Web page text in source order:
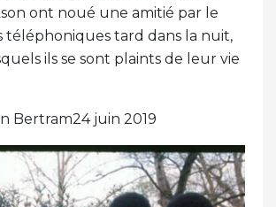
ont noué une amitié par le
téléphoniques tard dans la nuit,
ils se sont plaints de leur vie
Bertram24 juin 2019